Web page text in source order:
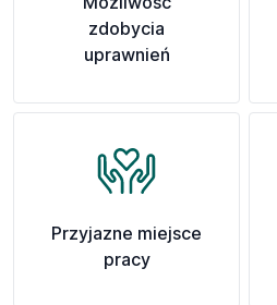
zdobycia
uprawnień
Przyjazne miejsce
pracy